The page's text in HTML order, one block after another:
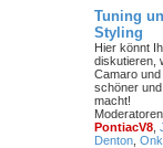
Tuning
Styling
Hier könnt
diskutieren,
Camaro
schöner
macht!
PontiacV8
Denton